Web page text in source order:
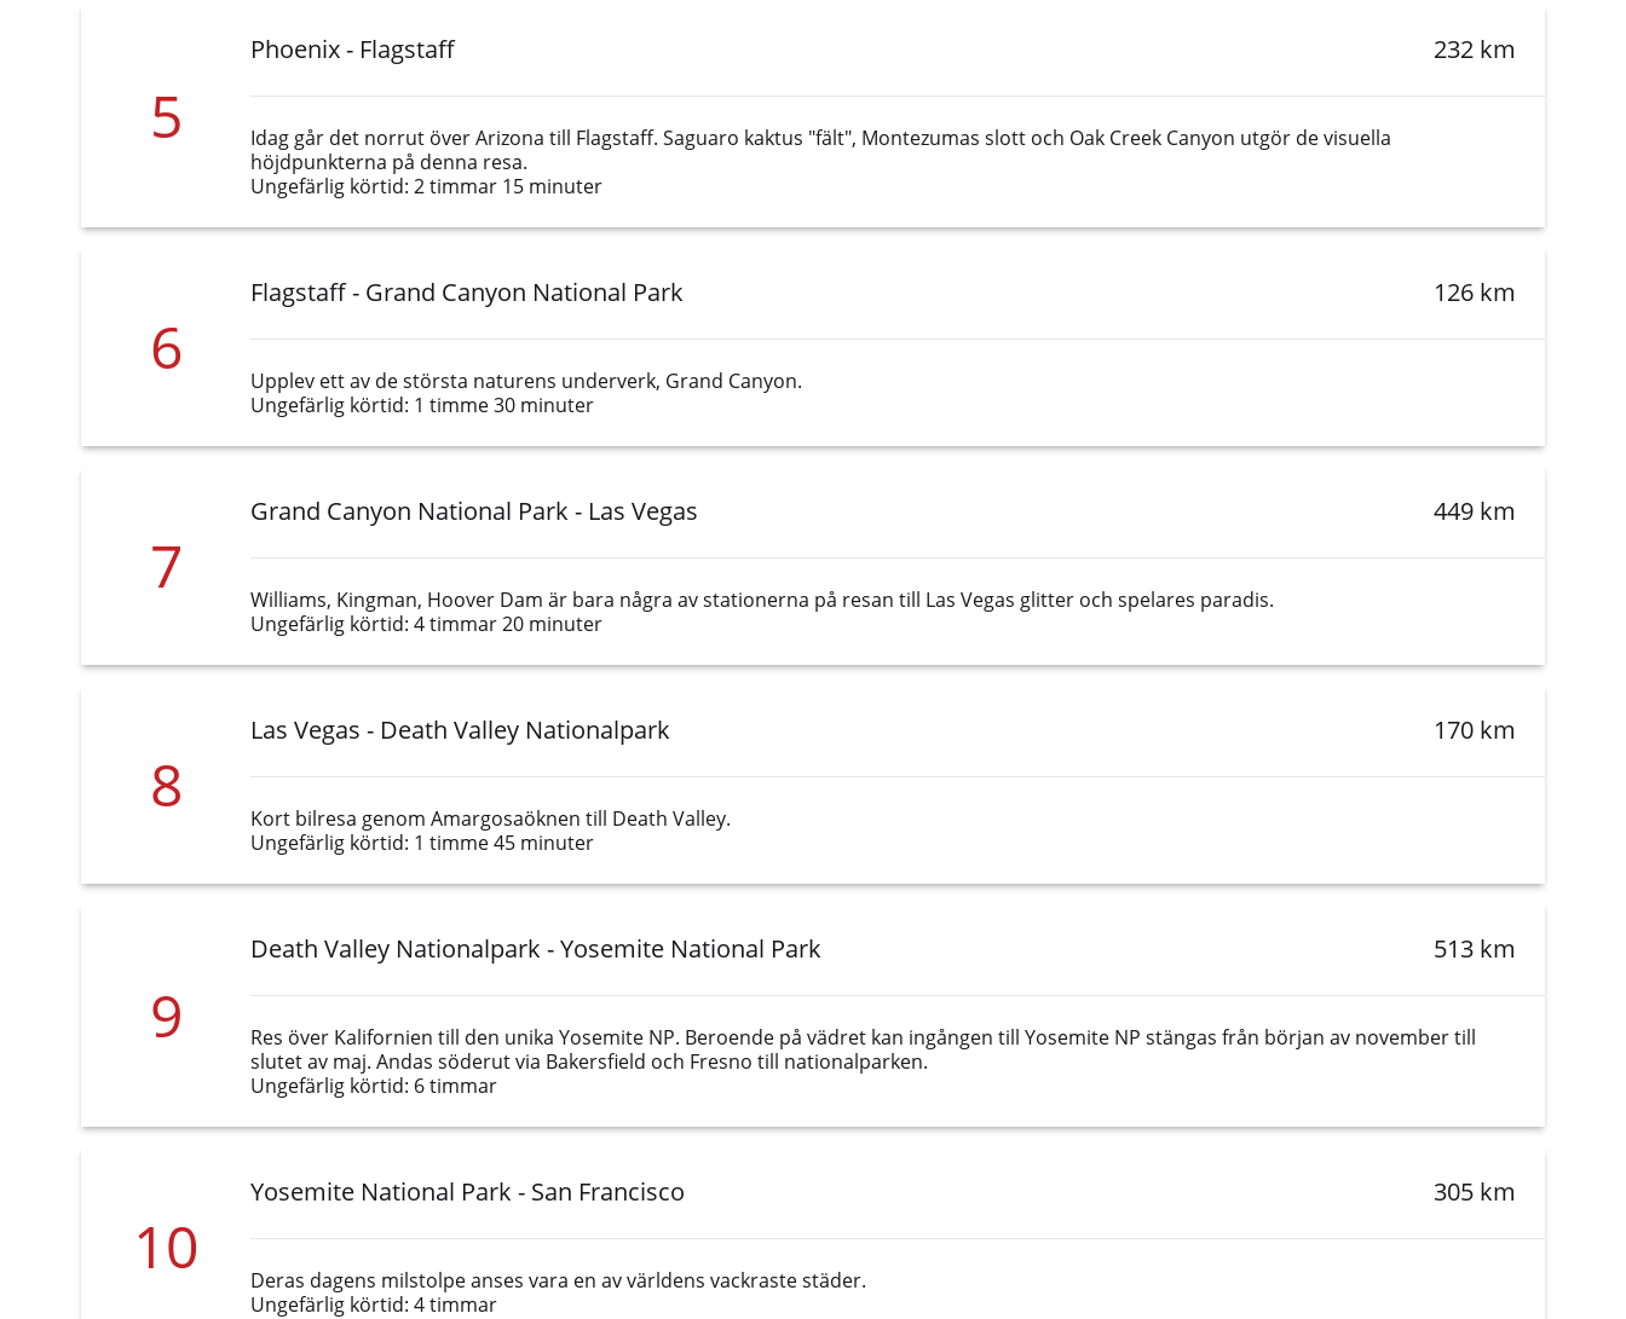
5
Phoenix - Flagstaff 232 km
Idag går det norrut över Arizona till Flagstaff. Saguaro kaktus "fält", Montezumas slott och Oak Creek Canyon utgör de visuella
höjdpunkterna på denna resa.
Ungefärlig körtid: 2 timmar 15 minuter
6
Flagstaff - Grand Canyon National Park 126 km
Upplev ett av de största naturens underverk, Grand Canyon.
Ungefärlig körtid: 1 timme 30 minuter
7
Grand Canyon National Park - Las Vegas 449 km
Williams, Kingman, Hoover Dam är bara några av stationerna på resan till Las Vegas glitter och spelares paradis.
Ungefärlig körtid: 4 timmar 20 minuter
8
Las Vegas - Death Valley Nationalpark 170 km
Kort bilresa genom Amargosaöknen till Death Valley.
Ungefärlig körtid: 1 timme 45 minuter
9
Death Valley Nationalpark - Yosemite National Park 513 km
Res över Kalifornien till den unika Yosemite NP. Beroende på vädret kan ingången till Yosemite NP stängas från början av november till
slutet av maj. Andas söderut via Bakersfield och Fresno till nationalparken.
Ungefärlig körtid: 6 timmar
10
Yosemite National Park - San Francisco 305 km
Deras dagens milstolpe anses vara en av världens vackraste städer.
Ungefärlig körtid: 4 timmar